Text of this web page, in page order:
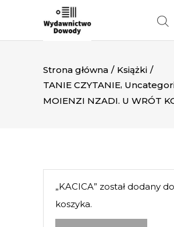
Strona główna / Książki /
TANIE CZYTANIE,
MOIENZI NZADI. U WRÓT
„KACICA” został dodany do
koszyka.